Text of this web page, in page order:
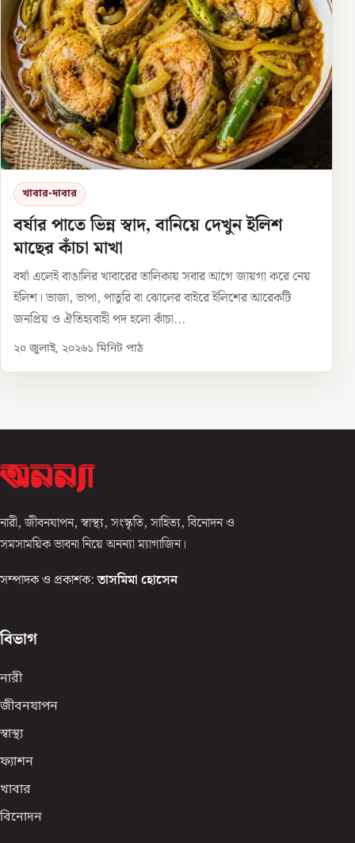
খাবার-দাবার
বর্ষার পাতে ভিন্ন স্বাদ, বানিয়ে দেখুন ইলিশ
মাছের কাঁচা মাখা
বর্ষা এলেই বাঙালির খাবারের তালিকায় সবার আগে জায়গা করে নেয়
ইলিশ। ভাজা, ভাপা, পাতুরি বা ঝোলের বাইরে ইলিশের আরেকটি
জনপ্রিয় ও ঐতিহ্যবাহী পদ হলো কাঁচা...
২০ জুলাই, ২০২৬১ মিনিট পাঠ
নারী, জীবনযাপন, স্বাস্থ্য, সংস্কৃতি, সাহিত্য, বিনোদন ও
সমসাময়িক ভাবনা নিয়ে অনন্যা ম্যাগাজিন।
সম্পাদক ও প্রকাশক: তাসমিমা হোসেন
বিভাগ
নারী
জীবনযাপন
স্বাস্থ্য
ফ্যাশন
খাবার
বিনোদন